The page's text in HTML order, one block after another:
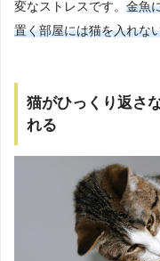
変なストレスです。 金魚
置く部屋には猫を入れな
猫がひっくり返さ
れる